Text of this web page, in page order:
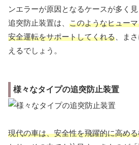
ンエラーが原因となるケースが多く見
追突防止装置は、 このようなヒュー
安全運転をサポートしてくれる 、ま
えるでしょう。
様々なタイプの追突防止装置
現代の車は、安全性を飛躍的に高め